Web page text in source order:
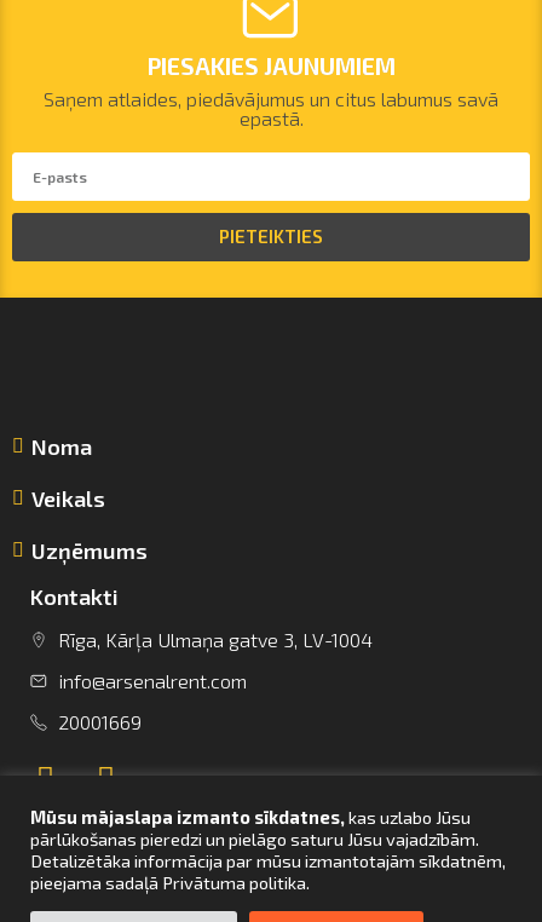
info@arsenalrent.com
Lietuva Latvija Igaunija
PIESAKIES JAUNUMIEM
Saņem atlaides, piedāvājumus un citus labumus savā
epastā.
PIETEIKTIES
Noma
Veikals
Uzņēmums
Kontakti
Rīga, Kārļa Ulmaņa gatve 3, LV-1004
info@arsenalrent.com
20001669
UZ SĀKUMU
Mūsu mājaslapa izmanto sīkdatnes,kas uzlabo Jūsu
pārlūkošanas pieredzi un pielāgo saturu Jūsu vajadzībām.
Detalizētāka informācija par mūsu izmantotajām sīkdatnēm,
pieejama sadaļā Privātuma politika.